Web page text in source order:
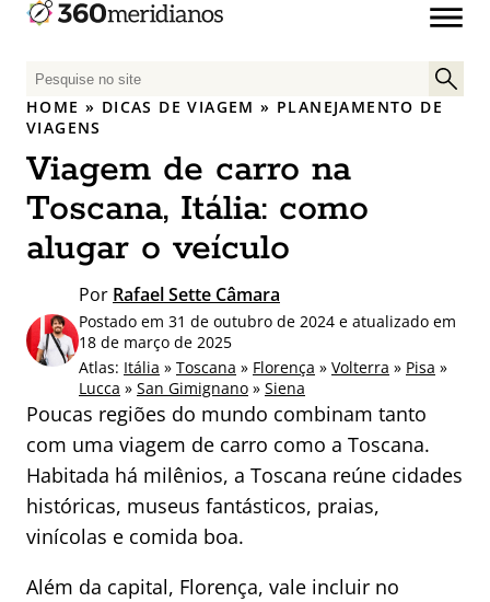
P
e
s
q
u
i
a
o
r
HOME » DICAS DE VIAGEM » PLANEJAMENTO DE
VIAGENS
Viagem de carro na
Toscana, Itália: como
alugar o veículo
Por Rafael Sette Câmara
Postado em 31 de outubro de 2024 e atualizado em
18 de março de 2025
Atlas: Itália » Toscana » Florença » Volterra » Pisa »
Lucca » San Gimignano » Siena
Poucas regiões do mundo combinam tanto
com uma viagem de carro como a Toscana.
Habitada há milênios, a Toscana reúne cidades
históricas, museus fantásticos, praias,
vinícolas e comida boa.
Além da capital, Florença, vale incluir no